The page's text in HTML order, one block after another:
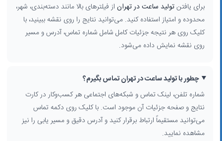
برای یافتنتولید ساعت در تهران از فیلترهای بالا مانند دسته‌بندی، شهر،
محدوده و امتیاز استفاده کنید. می‌توانید نتایج را روی نقشه ببینید، با
کلیک روی هر نتیجه جزئیات کامل شامل شماره تماس، آدرس و مسیر
روی نقشه نمایش داده می‌شود.
چطور با تولید ساعت در تهران تماس بگیرم؟
شماره تلفن، لینک تماس و شبکه‌های اجتماعی هر کسب‌وکار در کارت
نتایج و صفحه جزئیات آن موجود است. با کلیک روی دکمه تماس
می‌توانید مستقیماً ارتباط برقرار کنید و آدرس دقیق و مسیر یابی را نیز
مشاهده نمایید.